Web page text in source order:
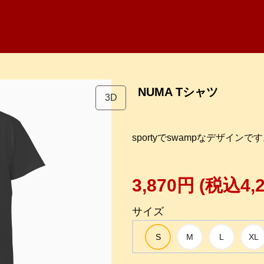
3D NUMA Tシャツ
sportyでswampなデザインで
3,870円 (税込
サイズ